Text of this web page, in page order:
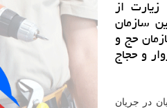
از
سازمان
حج و
و حجاج
در جریان